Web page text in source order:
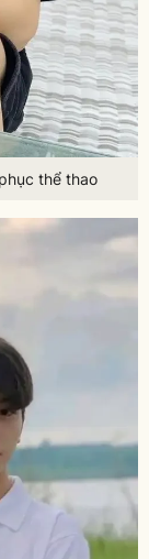
thể thao